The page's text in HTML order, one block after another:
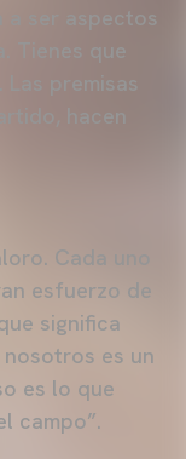
a ser aspectos
Tienes que
premisas
hacen
Cada uno
esfuerzo de
significa
nosotros es un
es lo que
campo”.